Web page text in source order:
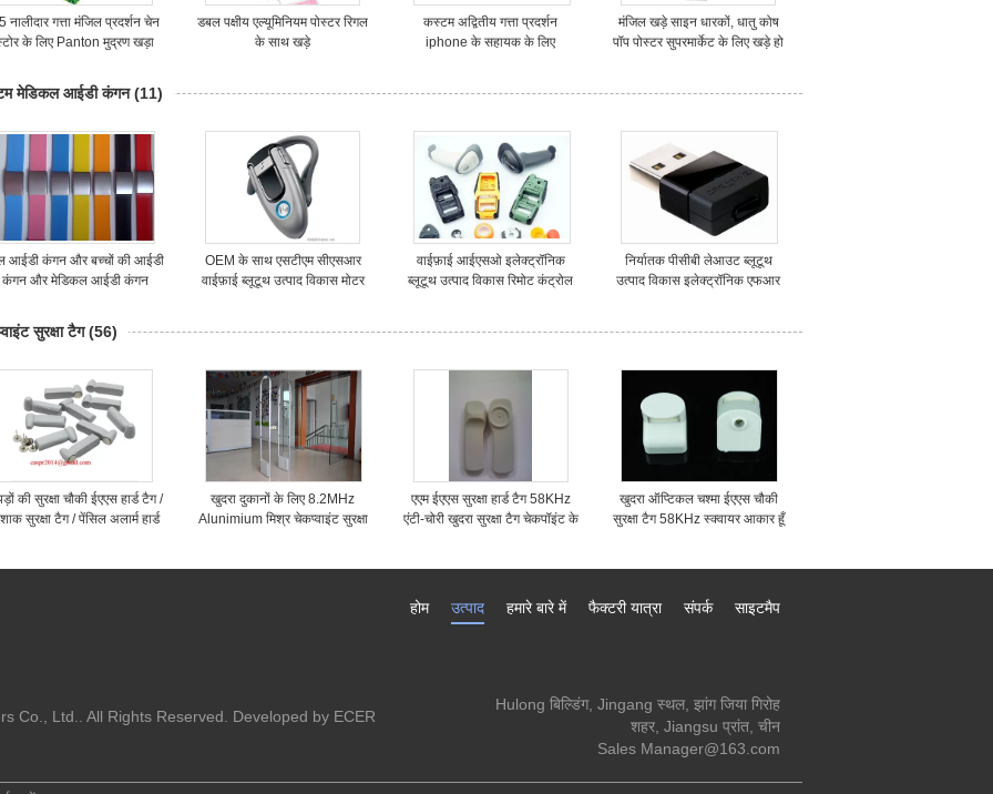
नालीदार गत्ता मंजिल प्रदर्शन चेन
के लिए Panton मुद्रण खड़ा
डबल पक्षीय एल्यूमिनियम पोस्टर रिगल
के साथ खड़े
कस्टम अद्वितीय गत्ता प्रदर्शन
iphone के सहायक के लिए
मंजिल खड़े साइन धारकों, धातु कोष
पॉप पोस्टर सुपरमार्केट के लिए खड़े हो
मेडिकल आईडी कंगन (11)
आईडी कंगन और बच्चों की आईडी
कंगन और मेडिकल आईडी कंगन
OEM के साथ एसटीएम सीएसआर
वाईफ़ाई ब्लूटूथ उत्पाद विकास मोटर
वाईफ़ाई आईएसओ इलेक्ट्रॉनिक
ब्लूटूथ उत्पाद विकास रिमोट कंट्रोल
निर्यातक पीसीबी लेआउट ब्लूटूथ
उत्पाद विकास इलेक्ट्रॉनिक एफआर
सुरक्षा टैग (56)
की सुरक्षा चौकी ईएएस हार्ड टैग /
सुरक्षा टैग / पेंसिल अलार्म हार्ड
खुदरा दुकानों के लिए 8.2MHz
Alunimium मिश्र चेकप्वाइंट सुरक्षा
एएम ईएएस सुरक्षा हार्ड टैग 58KHz
एंटी-चोरी खुदरा सुरक्षा टैग चेकपॉइंट के
खुदरा ऑप्टिकल चश्मा ईएएस चौकी
सुरक्षा टैग 58KHz स्क्वायर आकार हूँ
साइटमैप
संपर्क
फैक्टरी यात्रा
हमारे बारे में
उत्पाद
होम
Co., Ltd.. All Rights Reserved. Developed by ECER
Hulong बिल्डिंग, Jingang स्थल, झांग जिया गिरोह
शहर, Jiangsu प्रांत, चीन
Sales Manager@163.com